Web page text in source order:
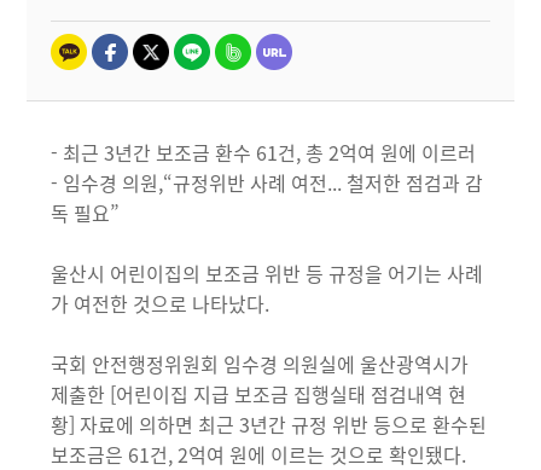
- 최근 3년간 보조금 환수 61건, 총 2억여 원에 이르러
- 임수경 의원,“규정위반 사례 여전... 철저한 점검과 감
독 필요”
울산시 어린이집의 보조금 위반 등 규정을 어기는 사례
가 여전한 것으로 나타났다.
국회 안전행정위원회 임수경 의원실에 울산광역시가
제출한 [어린이집 지급 보조금 집행실태 점검내역 현
황] 자료에 의하면 최근 3년간 규정 위반 등으로 환수된
보조금은 61건, 2억여 원에 이르는 것으로 확인됐다.